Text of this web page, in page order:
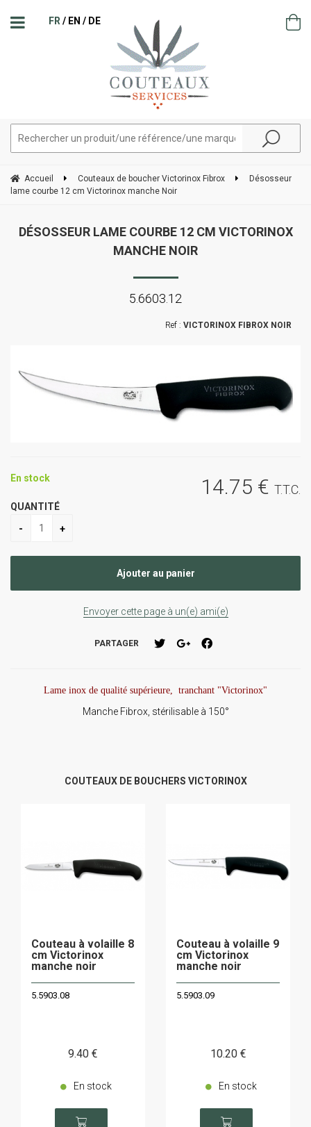
FR EN DE
Accueil Couteaux de boucher Victorinox Fibrox
Désosseur
lame courbe 12 cm Victorinox manche Noir
DÉSOSSEUR LAME COURBE 12 CM VICTORINOX
MANCHE NOIR
5.6603.12
VICTORINOX FIBROX NOIR
14.75 € T.T.C.
En stock
QUANTITÉ
Envoyer cette page à un(e) ami(e)
PARTAGER
Lame inox de qualité supérieure, tranchant "Victorinox"
Manche Fibrox, stérilisable à 150°
COUTEAUX DE BOUCHERS VICTORINOX
Couteau à volaille 8
cm Victorinox
manche noir
5.5903.08
9.40 €
En stock
Couteau à volaille 9
cm Victorinox
manche noir
5.5903.09
10.20 €
En stock